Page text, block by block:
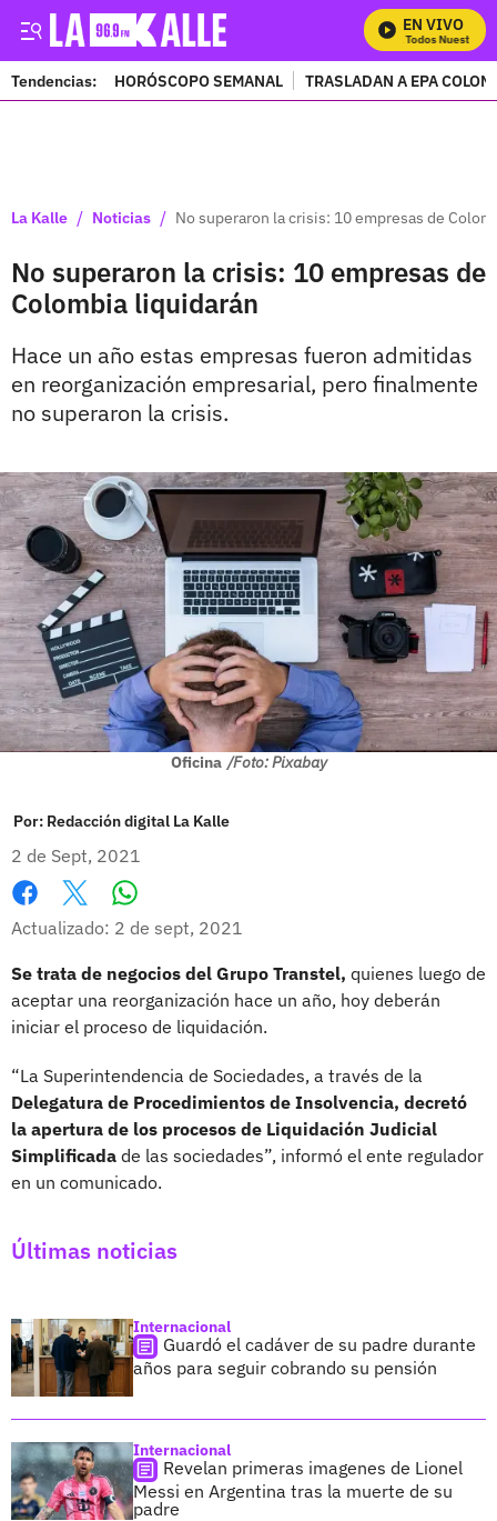
EN VIVO
Mira Todos Nuestros
Tendencias: HORÓSCOPO SEMANAL TRASLADAN A EPA
La Kalle / Noticias / No superaron la crisis: 10 empresas de
No superaron la crisis: 10 empresas de
Colombia liquidarán
Hace un año estas empresas fueron admitidas
en reorganización empresarial, pero finalmente
no superaron la crisis.
Oficina /Foto: Pixabay
Por: Redacción digital La Kalle
2 de Sept, 2021
Facebook
X
Actualizado: 2 de sept, 2021
Se trata de negocios del Grupo Transtel, quienes luego de
aceptar una reorganización hace un año, hoy deberán
iniciar el proceso de liquidación.
“La Superintendencia de Sociedades, a través de la
Delegatura de Procedimientos de Insolvencia, decretó
la apertura de los procesos de Liquidación Judicial
Simplificada de las sociedades”, informó el ente regulador
en un comunicado.
Últimas noticias
Internacional
Guardó el cadáver de su padre durante
años para seguir cobrando su pensión
Internacional
Revelan primeras imagenes de Lionel
Messi en Argentina tras la muerte de su
padre